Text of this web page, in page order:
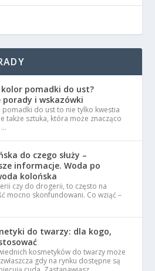
kolor pomadki do ust?
porady i wskazówki
do ust to nie tylko kwestia
także sztuka, która może znacząco
…
do czego służy –
informacje. Woda po
kolońska
czy do drogerii, to często na
mocno skonfundowani. Co wziąć –
do twarzy: dla kogo,
kosmetyków do twarzy może
gdy na rynku dostępne są